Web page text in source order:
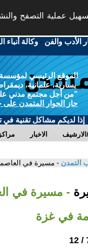
عملية التصفح
الأدب والفن -وكالة أنباء
الموقع الرئيسي لمؤسسة
يسارية، علمانية،
"من أجل مجتمع مدني
حاز الحوار المتمدن على
إذا لديكم مشاكل تقنية في
مراكز الاخبار
التمدن - مسيرة في
- مسيرة في
في غزة